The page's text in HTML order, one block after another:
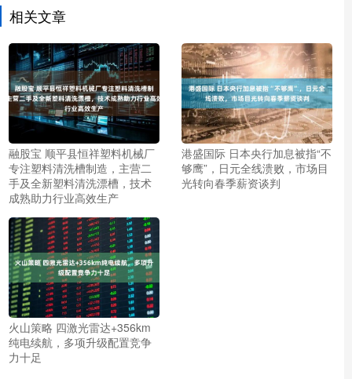
相关文章
融股宝 顺平县恒祥塑料机械厂
专注塑料清洗槽制造，主营二
手及全新塑料清洗漂槽，技术
成熟助力行业高效生产
港盛国际 日本央行加息被指“不
够鹰”，日元全线溃败，市场目
光转向春季薪资谈判
火山策略 四激光雷达+356km
纯电续航，多项升级配置竞争
力十足